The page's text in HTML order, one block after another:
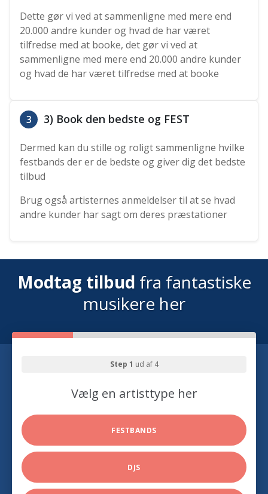
Dette gør vi ved at sammenligne med mere end
20.000 andre kunder og hvad de har været
tilfredse med at booke, det gør vi ved at
sammenligne med mere end 20.000 andre kunder
og hvad de har været tilfredse med at booke
3 3) Book den bedste og FEST
Dermed kan du stille og roligt sammenligne hvilke
festbands der er de bedste og giver dig det bedste
tilbud
Brug også artisternes anmeldelser til at se hvad
andre kunder har sagt om deres præstationer
Modtag tilbud fra fantastiske
musikere her
Step 1 ud af 4
Vælg en artisttype her
FESTBANDS
DJS